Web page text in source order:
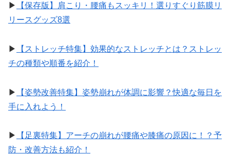
▶︎
【保存版】肩こり・腰痛もスッキリ！選りすぐり筋膜リ
リースグッズ8選
▶︎
【ストレッチ特集】効果的なストレッチとは？ストレッ
チの種類や順番を紹介！
▶︎
【姿勢改善特集】姿勢崩れが体調に影響？快適な毎日を
手に入れよう！
▶︎
【足裏特集】アーチの崩れが腰痛や膝痛の原因に！？予
防・改善方法も紹介！